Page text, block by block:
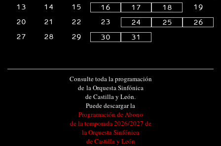
13
14 15 16 17 18
19
20
21 22 23 24 25
26
27
28 29 30 31
Consulte toda la programación
de la Orquesta Sinfónica
de Castilla y León.
Puede descargar la
Programación de Abono
de la temporada 2026/2027 de
la Orquesta Sinfónica
de Castilla y León